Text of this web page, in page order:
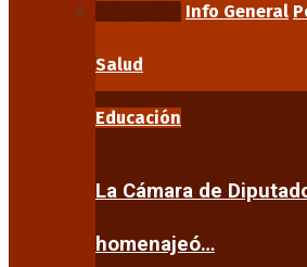
Info General
Salud
Educación
La Cámara de
homenajeó…